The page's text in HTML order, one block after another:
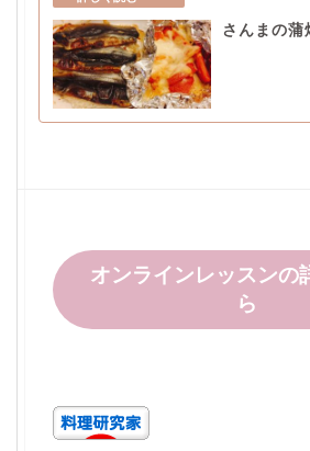
さんまの蒲
オンラインレッスンの
ら